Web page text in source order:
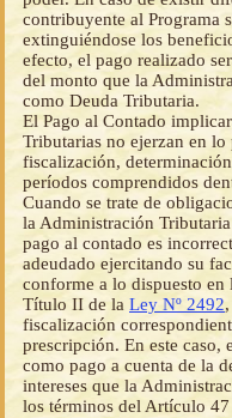
contribuyente al Programa
extinguiéndose los
efecto, el pago realizado
del monto que la
como Deuda Tributaria.
El Pago al Contado
Tributarias no ejerzan en lo
fiscalización,
períodos comprendidos
Cuando se trate de
la Administración
pago al contado es
adeudado ejercitando su
conforme a lo dispuesto
Título II de la Ley Nº 2492
fiscalización
prescripción. En este caso,
como pago a cuenta de la
intereses que la
los términos del Artículo 47